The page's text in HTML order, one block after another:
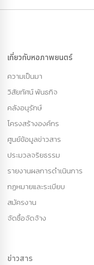
เกี่ยวกับหอภาพยนตร์
ความเป็นมา
วิสัยทัศน์ พันธกิจ
คลังอนุรักษ์
โครงสร้างองค์กร
ศูนย์ข้อมูลข่าวสาร
ประมวลจริยธรรม
รายงานผลการดำเนินการ
กฏหมายและระเบียบ
สมัครงาน
จัดซื้อจัดจ้าง
ข่าวสาร